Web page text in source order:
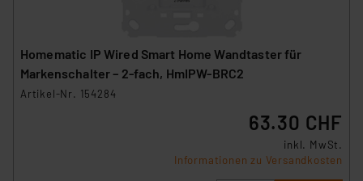
Homematic IP Wired Smart Home Wandtaster für
Markenschalter – 2-fach, HmIPW-BRC2
Artikel-Nr. 154284
63.30 CHF
inkl. MwSt.
Informationen zu Versandkosten